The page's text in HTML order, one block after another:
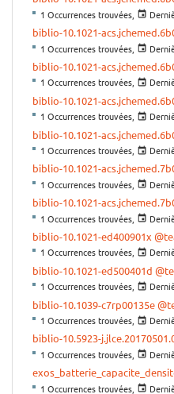
1 Occurrences trouvées,
biblio-10.1021-
1 Occurrences trouvées,
biblio-10.1021-
1 Occurrences trouvées,
biblio-10.1021-
1 Occurrences trouvées,
biblio-10.1021-
1 Occurrences trouvées,
biblio-10.1021-
1 Occurrences trouvées,
biblio-10.1021-
1 Occurrences trouvées,
biblio-10.1021-ed400901x
1 Occurrences trouvées,
biblio-10.1021-ed500401d
1 Occurrences trouvées,
biblio-10.1039-c7rp00135e
1 Occurrences trouvées,
biblio-10.5923-
1 Occurrences trouvées,
1 Occurrences trouvées,